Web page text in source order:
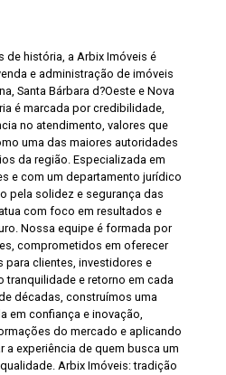
de história, a Arbix Imóveis é
e administração de imóveis
Santa Bárbara d?Oeste e Nova
é marcada por credibilidade,
no atendimento, valores que
uma das maiores autoridades
da região. Especializada em
e com um departamento jurídico
pela solidez e segurança das
com foco em resultados e
Nossa equipe é formada por
comprometidos em oferecer
clientes, investidores e
tranquilidade e retorno em cada
décadas, construímos uma
em confiança e inovação,
do mercado e aplicando
a experiência de quem busca um
Arbix Imóveis: tradição